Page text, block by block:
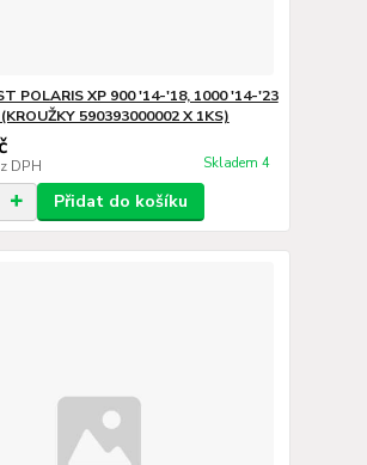
POLARIS XP 900 '14-'18, 1000 '14-'23
590393000002 X 1KS)
DPH Skladem 4
Přidat do košíku